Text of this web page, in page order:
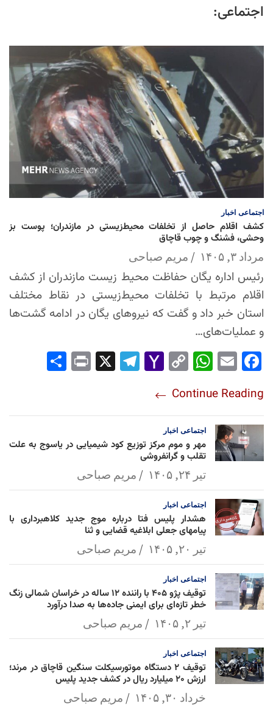
اجتماعی:
اجتماعی اخبار
کشف اقلام حاصل از تخلفات محیط‌زیستی در مازندران؛ پوست بز
وحشی، فشنگ و چوب قاچاق
مرداد ۳, ۱۴۰۵ مریم صباحی
رئیس اداره یگان حفاظت محیط زیست مازندران از کشف
اقلام مرتبط با تخلفات محیط‌زیستی در نقاط مختلف
استان خبر داد و گفت که نیروهای یگان در ادامه گشت‌ها
و عملیات‌های…
Fac
ok
Em
Wh
Ap
p
Co
Lin
k
Yah
l
Tel
Pri
Continue Reading
اجتماعی اخبار
مهر و موم مرکز توزیع کود شیمیایی در یاسوج به علت
تقلب و گرانفروشی
تیر ۲۴, ۱۴۰۵ مریم صباحی
اجتماعی اخبار
هشدار پلیس فتا درباره موج جدید کلاهبرداری با
پیامهای جعلی ابلاغیه قضایی و ثنا
تیر ۲۰, ۱۴۰۵ مریم صباحی
اجتماعی اخبار
توقیف پژو ۴۰۵ با راننده ۱۲ ساله در خراسان شمالی زنگ
خطر تازه‌ای برای ایمنی جاده‌ها به صدا درآورد
تیر ۲, ۱۴۰۵ مریم صباحی
اجتماعی اخبار
توقیف ۲ دستگاه موتورسیکلت سنگین قاچاق در مرند؛
ارزش ۲۰ میلیارد ریال در کشف جدید پلیس
خرداد ۳۰, ۱۴۰۵ مریم صباحی